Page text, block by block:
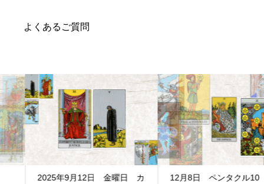
よくあるご質問
2025年9月12日 金曜日 カ
12月8日 ペンタクル10